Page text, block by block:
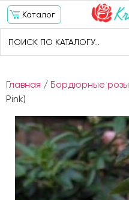
Каталог
Главная / Бордюрные розы
Pink)